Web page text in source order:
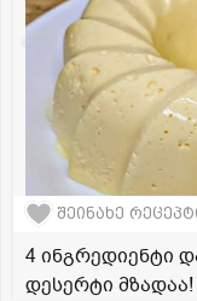
შეინახე
4 ინგრედიენტი
დესერტი მზადაა!